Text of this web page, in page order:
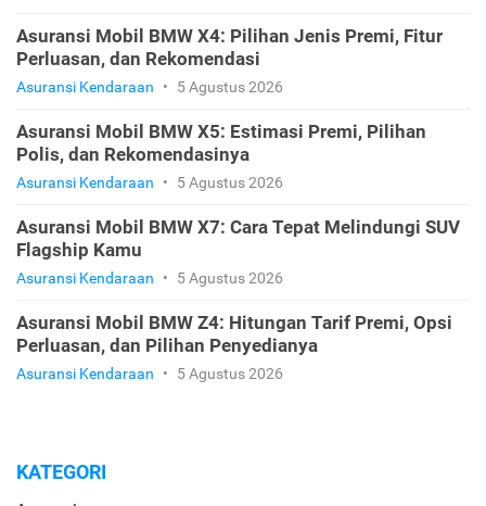
Asuransi Mobil BMW X4: Pilihan Jenis Premi, Fitur
Perluasan, dan Rekomendasi
Asuransi Kendaraan • 5 Agustus 2026
Asuransi Mobil BMW X5: Estimasi Premi, Pilihan
Polis, dan Rekomendasinya
Asuransi Kendaraan • 5 Agustus 2026
Asuransi Mobil BMW X7: Cara Tepat Melindungi SUV
Flagship Kamu
Asuransi Kendaraan • 5 Agustus 2026
Asuransi Mobil BMW Z4: Hitungan Tarif Premi, Opsi
Perluasan, dan Pilihan Penyedianya
Asuransi Kendaraan • 5 Agustus 2026
KATEGORI